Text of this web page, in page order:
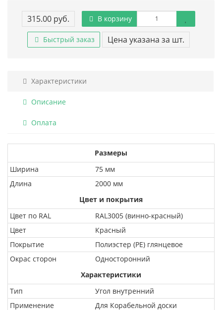
315.00 руб. В корзину
Быстрый заказ Цена указана за шт.
Характеристики
Описание
Оплата
Размеры
Ширина
75 мм
Длина
2000 мм
Цвет и покрытия
Цвет по RAL
RAL3005 (винно-красный)
Цвет
Красный
Покрытие
Полиэстер (PE) глянцевое
Окрас сторон
Односторонний
Характеристики
Тип
Угол внутренний
Применение
Для Корабельной доски